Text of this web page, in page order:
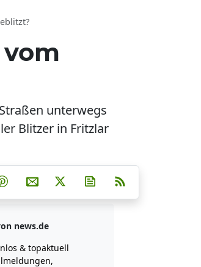
unterwegs
Blitzer in Fritzlar
hinzufügen
Teilen auf Facebook
Teilen auf Whatsapp
Teilen auf Telegram
Teilen auf Pinterest
Per E-Mail teilen
Post auf XNewsletter
news.de
& topaktuell